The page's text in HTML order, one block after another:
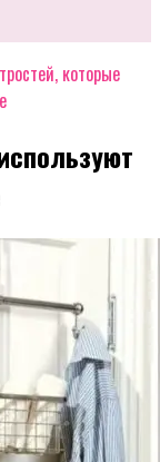
которые